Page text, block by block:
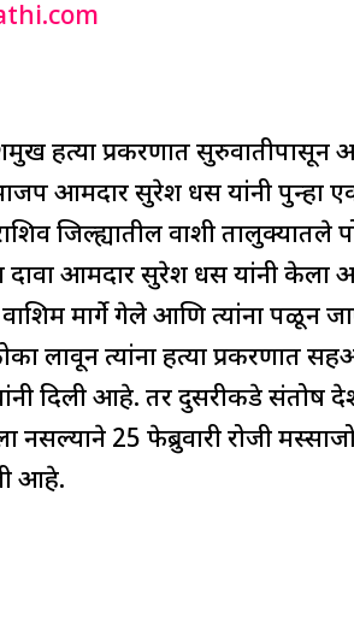
हत्या प्रकरणात सुरुवातीपासून
आमदार सुरेश धस यांनी पुन्हा
जिल्ह्यातील वाशी तालुक्यातले
आमदार सुरेश धस यांनी केला
मार्गे गेले आणि त्यांना पळून
लावून त्यांना हत्या प्रकरणात
दिली आहे. तर दुसरीकडे संतोष
नसल्याने 25 फेब्रुवारी रोजी
आहे.